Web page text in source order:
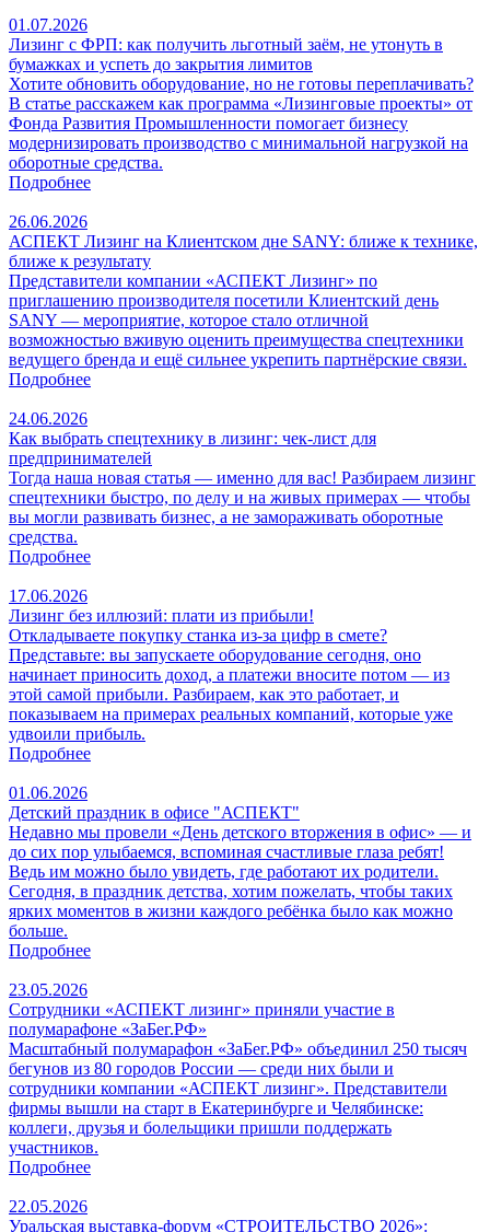
01.07.2026
Лизинг с ФРП: как получить льготный заём, не утонуть в
бумажках и успеть до закрытия лимитов
Хотите обновить оборудование, но не готовы переплачивать?
В статье расскажем как программа «Лизинговые проекты» от
Фонда Развития Промышленности помогает бизнесу
модернизировать производство с минимальной нагрузкой на
оборотные средства.
Подробнее
26.06.2026
АСПЕКТ Лизинг на Клиентском дне SANY: ближе к технике,
ближе к результату
Представители компании «АСПЕКТ Лизинг» по
приглашению производителя посетили Клиентский день
SANY — мероприятие, которое стало отличной
возможностью вживую оценить преимущества спецтехники
ведущего бренда и ещё сильнее укрепить партнёрские связи.
Подробнее
24.06.2026
Как выбрать спецтехнику в лизинг: чек‑лист для
предпринимателей
Тогда наша новая статья — именно для вас! Разбираем лизинг
спецтехники быстро, по делу и на живых примерах — чтобы
вы могли развивать бизнес, а не замораживать оборотные
средства.
Подробнее
17.06.2026
Лизинг без иллюзий: плати из прибыли!
Откладываете покупку станка из‑за цифр в смете?
Представьте: вы запускаете оборудование сегодня, оно
начинает приносить доход, а платежи вносите потом — из
этой самой прибыли. Разбираем, как это работает, и
показываем на примерах реальных компаний, которые уже
удвоили прибыль.
Подробнее
01.06.2026
Детский праздник в офисе "АСПЕКТ"
Недавно мы провели «День детского вторжения в офис» — и
до сих пор улыбаемся, вспоминая счастливые глаза ребят!
Ведь им можно было увидеть, где работают их родители.
Сегодня, в праздник детства, хотим пожелать, чтобы таких
ярких моментов в жизни каждого ребёнка было как можно
больше.
Подробнее
23.05.2026
Сотрудники «АСПЕКТ лизинг» приняли участие в
полумарафоне «ЗаБег.РФ»
Масштабный полумарафон «ЗаБег.РФ» объединил 250 тысяч
бегунов из 80 городов России — среди них были и
сотрудники компании «АСПЕКТ лизинг». Представители
фирмы вышли на старт в Екатеринбурге и Челябинске:
коллеги, друзья и болельщики пришли поддержать
участников.
Подробнее
22.05.2026
Уральская выставка-форум «СТРОИТЕЛЬСТВО 2026»: